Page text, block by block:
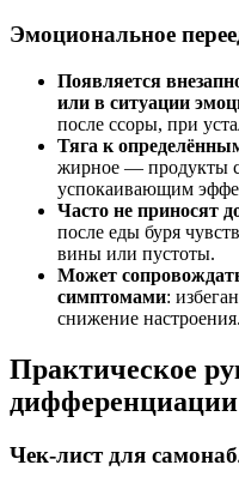
Эмоциональное
Появляется
или в ситуации
после ссоры, при
Тяга к
жирное — продукты
успокаивающим
Часто не приносят
после еды буря
вины или пустоты.
Может
симптомами:
снижение настроения.
Практическое
дифференциации
Чек-лист для